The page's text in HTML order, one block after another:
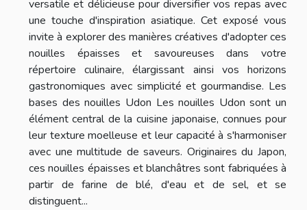
versatile et délicieuse pour diversifier vos repas avec
une touche d'inspiration asiatique. Cet exposé vous
invite à explorer des manières créatives d'adopter ces
nouilles épaisses et savoureuses dans votre
répertoire culinaire, élargissant ainsi vos horizons
gastronomiques avec simplicité et gourmandise. Les
bases des nouilles Udon Les nouilles Udon sont un
élément central de la cuisine japonaise, connues pour
leur texture moelleuse et leur capacité à s'harmoniser
avec une multitude de saveurs. Originaires du Japon,
ces nouilles épaisses et blanchâtres sont fabriquées à
partir de farine de blé, d'eau et de sel, et se
distinguent...